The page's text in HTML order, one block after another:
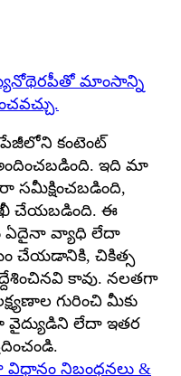
మాంసాన్ని
కంటెంట్
ఇది మా
సమీక్షించబడింది,
చేయబడింది. ఈ
ఏదైనా వ్యాధి లేదా
చేయడానికి, చికిత్స
కావు. నలతగా
గురించి మీకు
వైద్యుడిని లేదా ఇతర
విధానం నిబంధనలు &